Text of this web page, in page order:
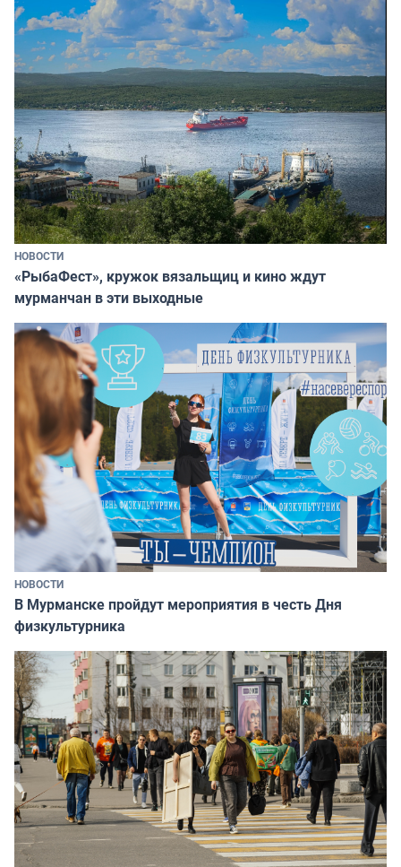
НОВОСТИ
«РыбаФест», кружок вязальщиц и кино ждут
мурманчан в эти выходные
НОВОСТИ
В Мурманске пройдут мероприятия в честь Дня
физкультурника